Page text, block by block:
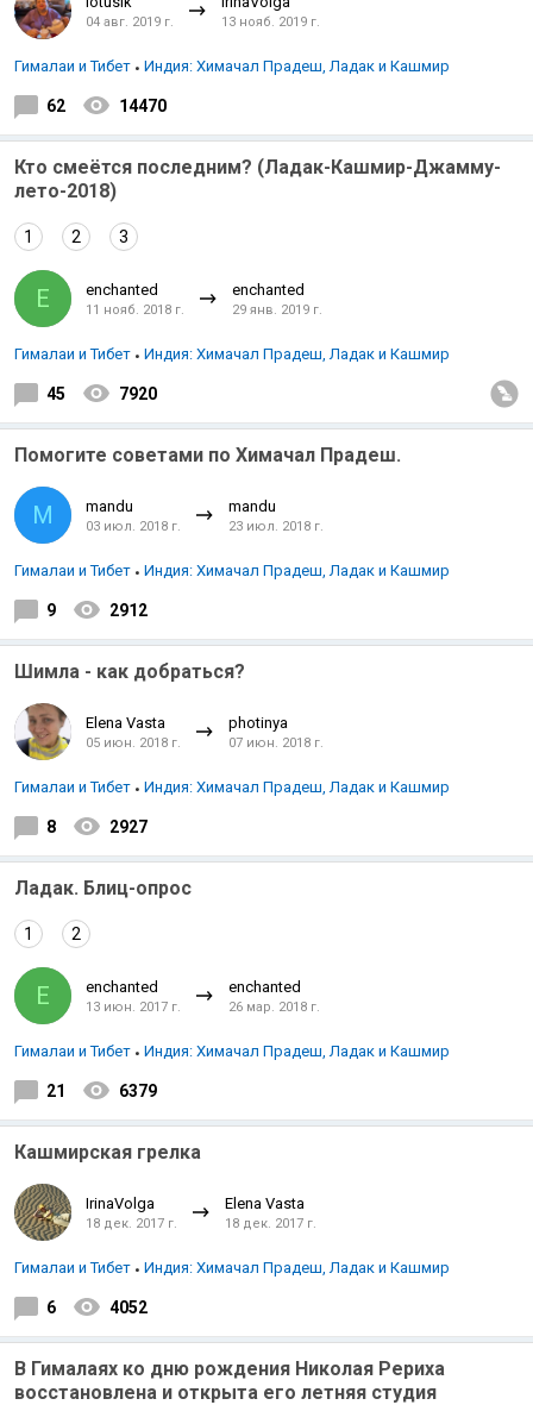
04 авг. 2019 г. 13 нояб. 2019 г.
Гималаи и Тибет Индия: Химачал Прадеш, Ладак и Кашмир
62 14470
Кто смеётся последним? (Ладак-Кашмир-Джамму-
лето-2018)
1 2 3
E enchanted
11 нояб. 2018 г.
enchanted
29 янв. 2019 г.
Гималаи и Тибет Индия: Химачал Прадеш, Ладак и Кашмир
45 7920
Помогите советами по Химачал Прадеш.
M mandu
03 июл. 2018 г.
mandu
23 июл. 2018 г.
Гималаи и Тибет Индия: Химачал Прадеш, Ладак и Кашмир
9 2912
Шимла - как добраться?
Elena Vasta
05 июн. 2018 г.
photinya
07 июн. 2018 г.
Гималаи и Тибет Индия: Химачал Прадеш, Ладак и Кашмир
8 2927
Ладак. Блиц-опрос
1 2
E enchanted
13 июн. 2017 г.
enchanted
26 мар. 2018 г.
Гималаи и Тибет Индия: Химачал Прадеш, Ладак и Кашмир
21 6379
Кашмирская грелка
IrinaVolga
18 дек. 2017 г.
Elena Vasta
18 дек. 2017 г.
Гималаи и Тибет Индия: Химачал Прадеш, Ладак и Кашмир
6 4052
В Гималаях ко дню рождения Николая Рериха
восстановлена и открыта его летняя студия